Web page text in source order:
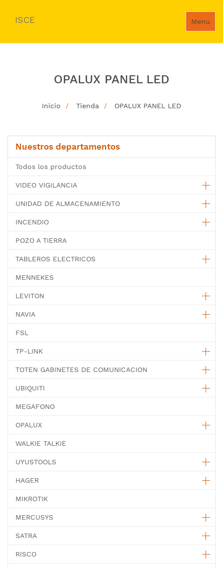
Menu
ISCE
OPALUX PANEL LED
Inicio Tienda OPALUX PANEL LED
Nuestros departamentos
Todos los productos
VIDEO VIGILANCIA
UNIDAD DE ALMACENAMIENTO
INCENDIO
POZO A TIERRA
TABLEROS ELECTRICOS
MENNEKES
LEVITON
NAVIA
FSL
TP-LINK
TOTEN GABINETES DE COMUNICACION
UBIQUITI
MEGAFONO
OPALUX
WALKIE TALKIE
UYUSTOOLS
HAGER
MIKROTIK
MERCUSYS
SATRA
RISCO